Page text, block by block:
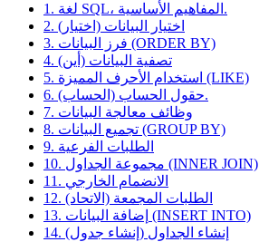
1. لغة SQL، المفاهيم الأساسية.
2. اختيار البيانات (اختيار)
3. فرز البيانات (ORDER BY)
4. تصفية البيانات (أين)
5. استخدام الأحرف المميزة (LIKE)
6. حقول الحساب (الحساب).
7. وظائف معالجة البيانات
8. تجميع البيانات (GROUP BY)
9. الطلبات الفرعية
10. مجموعة الجداول (INNER JOIN)
11. الانضمام الخارجي
12. الطلبات المجمعة (الاتحاد)
13. إضافة البيانات (INSERT INTO)
14. إنشاء الجداول (إنشاء جدول)